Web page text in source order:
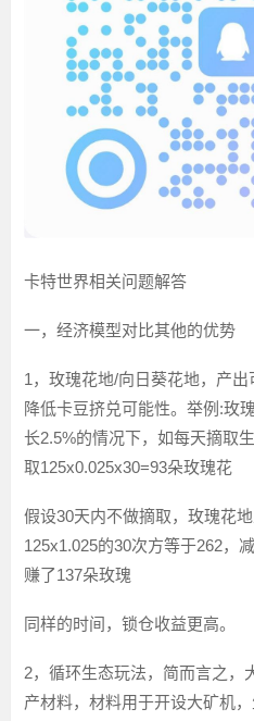
卡特世界相关问题解答
一，经济模型对比其他的优势
1，玫瑰花地/向日葵花地，产
降低卡豆挤兑可能性。举例:玫
长2.5%的情况下，如每天摘取
取125x0.025x30=93朵玫瑰花
假设30天内不做摘取，玫瑰花
125x1.025的30次方等于262，
赚了137朵玫瑰
同样的时间，锁仓收益更高。
2，循环生态玩法，简而言之，
产材料，材料用于开设大矿机